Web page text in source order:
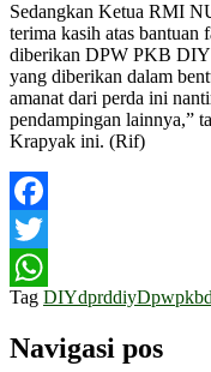
Sedangkan Ketua RMI
terima kasih atas bantuan
diberikan DPW PKB DIY
yang diberikan dalam
amanat dari perda ini
pendampingan lainnya,”
Krapyak ini. (Rif)
Facebook
Twitter
WhatsApp
Tag DIYdprddiy
Navigasi pos